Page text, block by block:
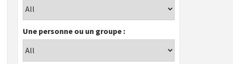
Une personne ou un groupe :